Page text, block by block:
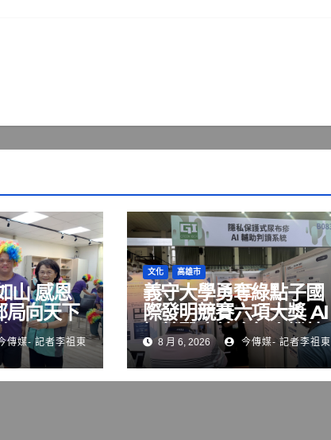
山 感恩
局向天下
傳媒- 記者李祖東
文化 高雄市
義守大學勇奪綠點子國
際發明競賽六項大獎 AI
智慧醫療結合無人機技
術 展現跨域研發實力
8 月 6, 2026 今傳媒- 記者李祖東